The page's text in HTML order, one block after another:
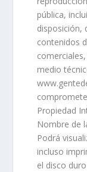
pública,
disposición,
contenidos
medio
Propiedad
Nombre de
Podrá
incluso
el disco